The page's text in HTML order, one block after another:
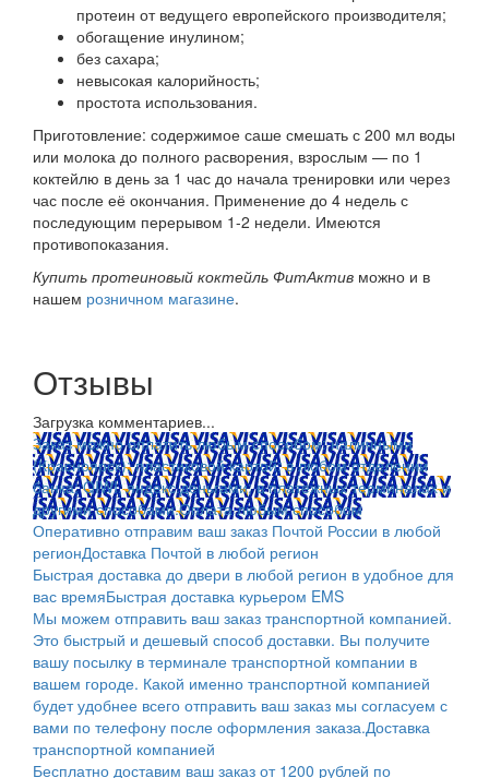
протеин от ведущего европейского производителя;
обогащение инулином;
без сахара;
невысокая калорийность;
простота использования.
Приготовление: содержимое саше смешать с 200 мл воды
или молока до полного расворения, взрослым — по 1
коктейлю в день за 1 час до начала тренировки или через
час после её окончания. Применение до 4 недель с
последующим перерывом 1-2 недели. Имеются
противопоказания.
Купить протеиновый коктейль ФитАктив можно и в
нашем розничном магазине.
Отзывы
Загрузка комментариев...
Заказ можно оплатить любым способом: наличными
(Красноярск); пластиковой картой; в любом отделении
банка; QIWI, яндекс.деньгами; в платежных терминалах и
другими способами.Оплата любым способом
Оперативно отправим ваш заказ Почтой России в любой
регионДоставка Почтой в любой регион
Быстрая доставка до двери в любой регион в удобное для
вас времяБыстрая доставка курьером EMS
Мы можем отправить ваш заказ транспортной компанией.
Это быстрый и дешевый способ доставки. Вы получите
вашу посылку в терминале транспортной компании в
вашем городе. Какой именно транспортной компанией
будет удобнее всего отправить ваш заказ мы согласуем с
вами по телефону после оформления заказа.Доставка
транспортной компанией
Бесплатно доставим ваш заказ от 1200 рублей по